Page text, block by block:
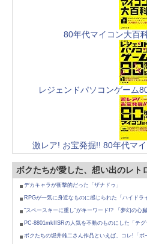
80年代マイコン大百
レジェンドパソコンゲーム
激レア! お宝発掘!! 80年代マ
ボクたちが愛した、想い出のレト
デカキャラが衝撃的だった「ザナドゥ」
RPGが一気に身近なものに感じられた「ハイドラ
“スペースキーに重し”がキーワード!? 「夢幻の心臓
PC-8801mkIISRの人気を不動のものにした「テグ
ボクたちの堀井雄二さん作品といえば、コレ!「ポ